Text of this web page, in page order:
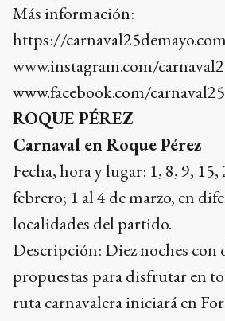
Más información:
https://
www.instagram.com/
www.facebook.com/
ROQUE PÉREZ
Carnaval en Roque Pérez
Fecha, hora y lugar: 1, 8, 9, 15,
febrero; 1 al 4 de marzo, en
localidades del partido.
Descripción: Diez noches con
propuestas para disfrutar en
ruta carnavalera iniciará en